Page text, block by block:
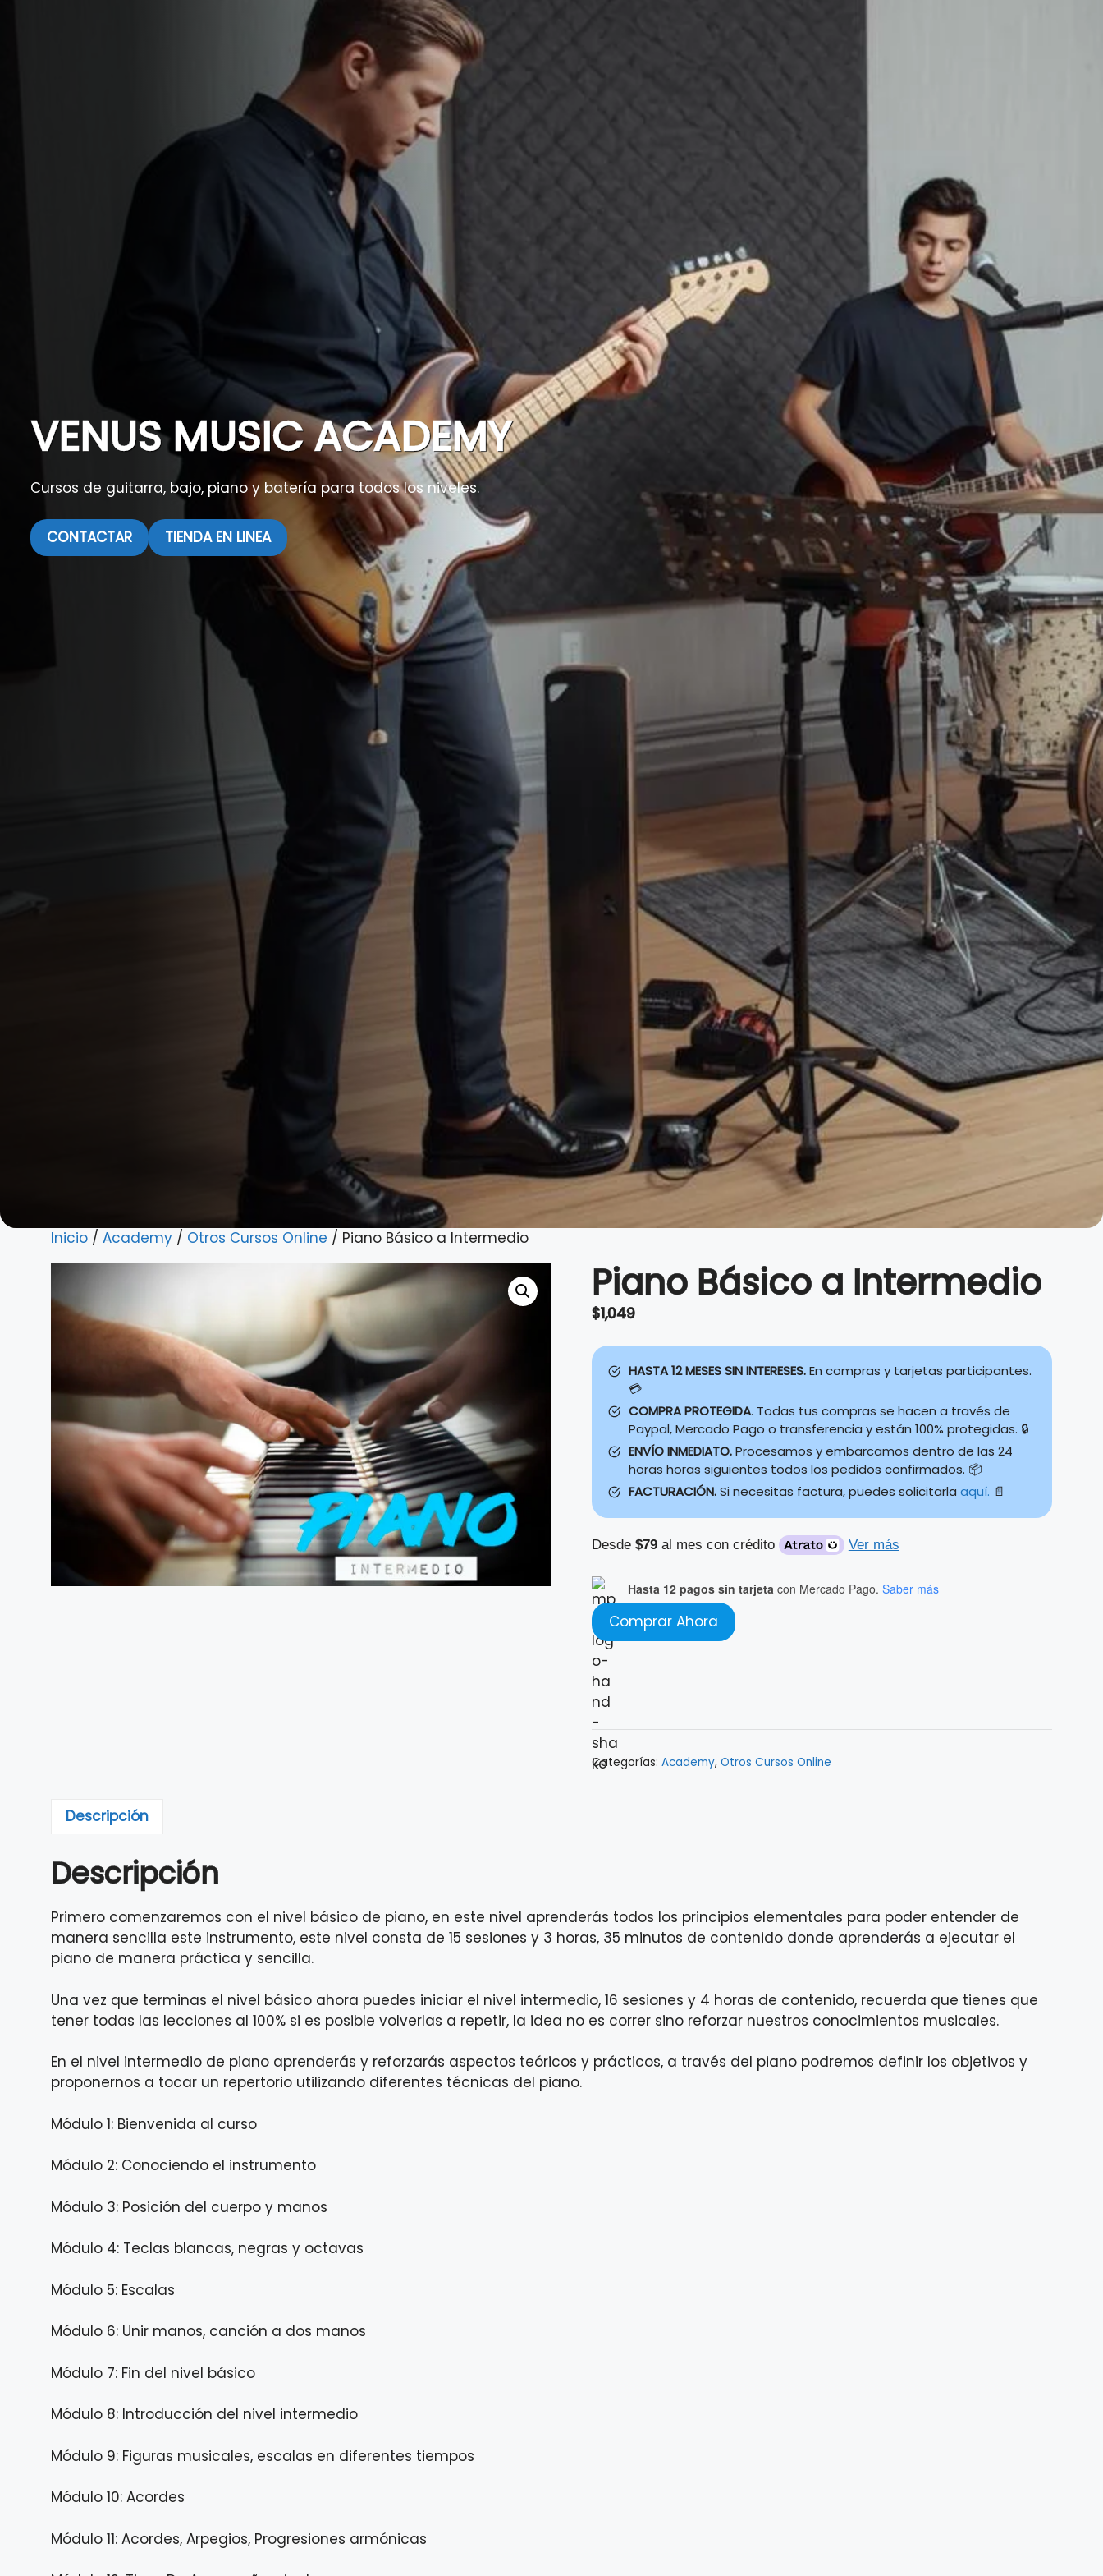
VENUS MUSIC ACADEMY
Cursos de guitarra, bajo, piano y batería para todos los niveles.
CONTACTAR TIENDA EN LINEA
Inicio / Academy / Otros Cursos Online / Piano Básico a Intermedio
Piano Básico a Intermedio
$1,049
HASTA 12 MESES SIN INTERESES.En compras y tarjetas participantes.
💳
COMPRA PROTEGIDA. Todas tus compras se hacen a través de
Paypal, Mercado Pago o transferencia y están 100% protegidas. 🔒
ENVÍO INMEDIATO.Procesamos y embarcamos dentro de las 24
horas horas siguientes todos los pedidos confirmados. 📦
FACTURACIÓN.Si necesitas factura, puedes solicitarla aquí. 📄
Desde $79al mes con crédito Ver más
Hasta 12 pagos sin tarjetacon Mercado Pago. Saber más
Comprar Ahora
Categorías: Academy, Otros Cursos Online
Descripción
Descripción
Primero comenzaremos con el nivel básico de piano, en este nivel aprenderás todos los principios elementales para poder entender de
manera sencilla este instrumento, este nivel consta de 15 sesiones y 3 horas, 35 minutos de contenido donde aprenderás a ejecutar el
piano de manera práctica y sencilla.
Una vez que terminas el nivel básico ahora puedes iniciar el nivel intermedio, 16 sesiones y 4 horas de contenido, recuerda que tienes que
tener todas las lecciones al 100% si es posible volverlas a repetir, la idea no es correr sino reforzar nuestros conocimientos musicales.
En el nivel intermedio de piano aprenderás y reforzarás aspectos teóricos y prácticos, a través del piano podremos definir los objetivos y
proponernos a tocar un repertorio utilizando diferentes técnicas del piano.
Módulo 1: Bienvenida al curso
Módulo 2: Conociendo el instrumento
Módulo 3: Posición del cuerpo y manos
Módulo 4: Teclas blancas, negras y octavas
Módulo 5: Escalas
Módulo 6: Unir manos, canción a dos manos
Módulo 7: Fin del nivel básico
Módulo 8: Introducción del nivel intermedio
Módulo 9: Figuras musicales, escalas en diferentes tiempos
Módulo 10: Acordes
Módulo 11: Acordes, Arpegios, Progresiones armónicas